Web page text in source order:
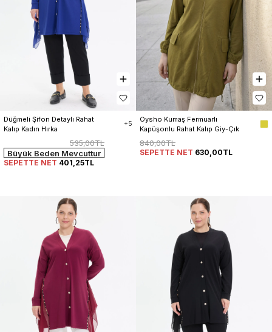
Düğmeli Şifon Detaylı Rahat
Kalıp Kadın Hırka
+5
535,00TL
Büyük Beden Mevcuttur
SEPETTE NET 401,25TL
Oysho Kumaş Fermuarlı
Kapüşonlu Rahat Kalıp Giy-Çık
Kap Hırka Kadın
840,00TL
SEPETTE NET 630,00TL